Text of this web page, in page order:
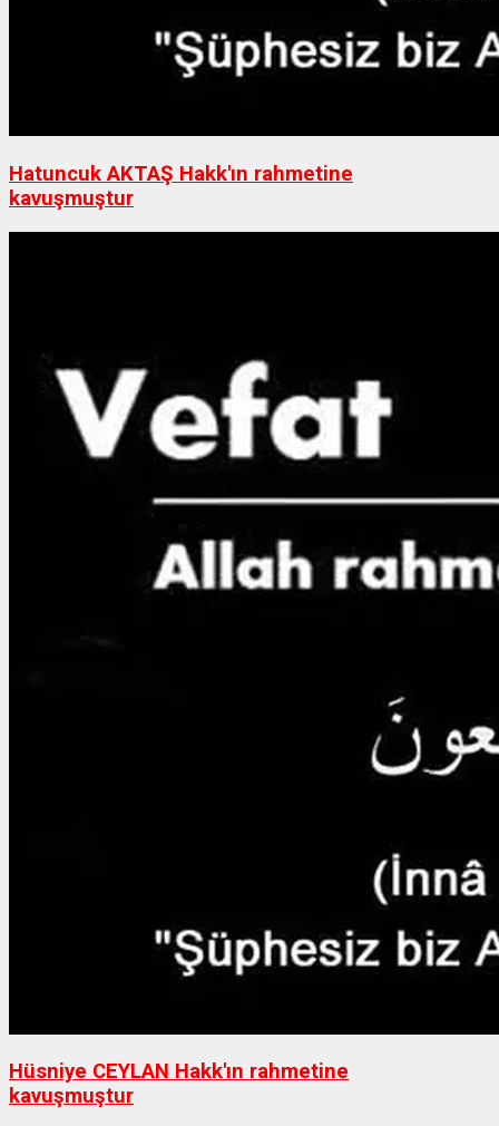
Hatuncuk AKTAŞ Hakk'ın rahmetine
kavuşmuştur
Hüsniye CEYLAN Hakk'ın rahmetine
kavuşmuştur